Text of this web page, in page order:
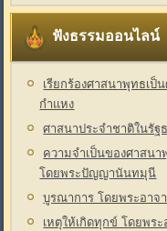
ฟังธรรมออนไลน์
เรียกร้องศาสนาพุทธเป็
กำแหง
ศาสนาประจำชาติในรั
ความจำเป็นของศาสนา
โดยพระปัญญานันทมุนี
บูรณาการ โดยพระอา
เหตุให้เกิดทุกข์ โดยพ